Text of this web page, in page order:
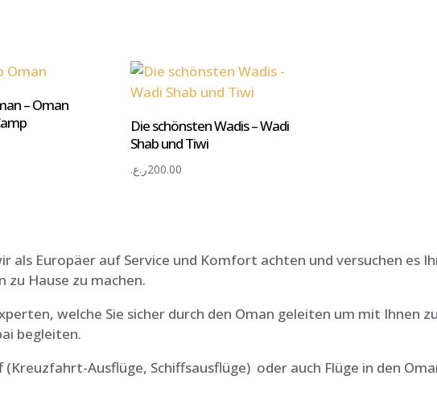
– Oman
Die schönsten Wadis – Wadi
Shab und Tiwi
200.00ر.ع.
als Europäer auf Service und Komfort achten und versuchen es
Hause zu machen.
welche Sie sicher durch den Oman geleiten um mit Ihnen
begleiten.
Ausflüge, Schiffsausflüge) oder auch Flüge in den